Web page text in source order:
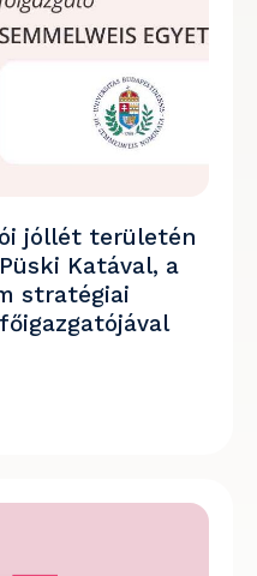
jóllét területén
Katával, a
stratégiai